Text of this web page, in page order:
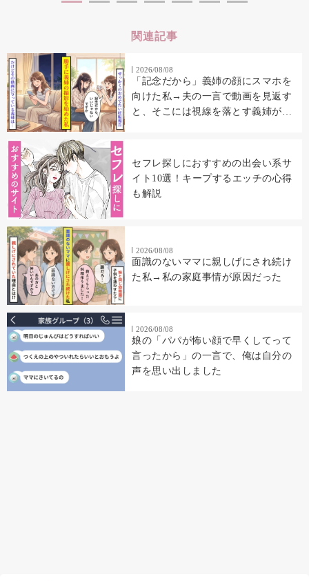
関連記事
2026/08/08
「記念だから」義姉の顔にスマホを
向けた私→夫の一言で動画を見返す
と、そこには視線を落とす義姉が映
セフレ探しにおすすめの出会い系サ
イト10選！キープするエッチの心得
も解説
2026/08/08
面識のないママに親しげにされ続け
た私→私の家庭事情が原因だった
2026/08/08
娘の「パパが怖い顔で早くしてって
言ったから」の一言で、俺は自分の
声を思い出しました